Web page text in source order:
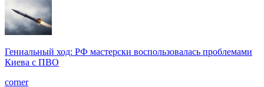
Гениальный ход: РФ мастерски воспользовалась проблемами
Киева с ПВО
corner